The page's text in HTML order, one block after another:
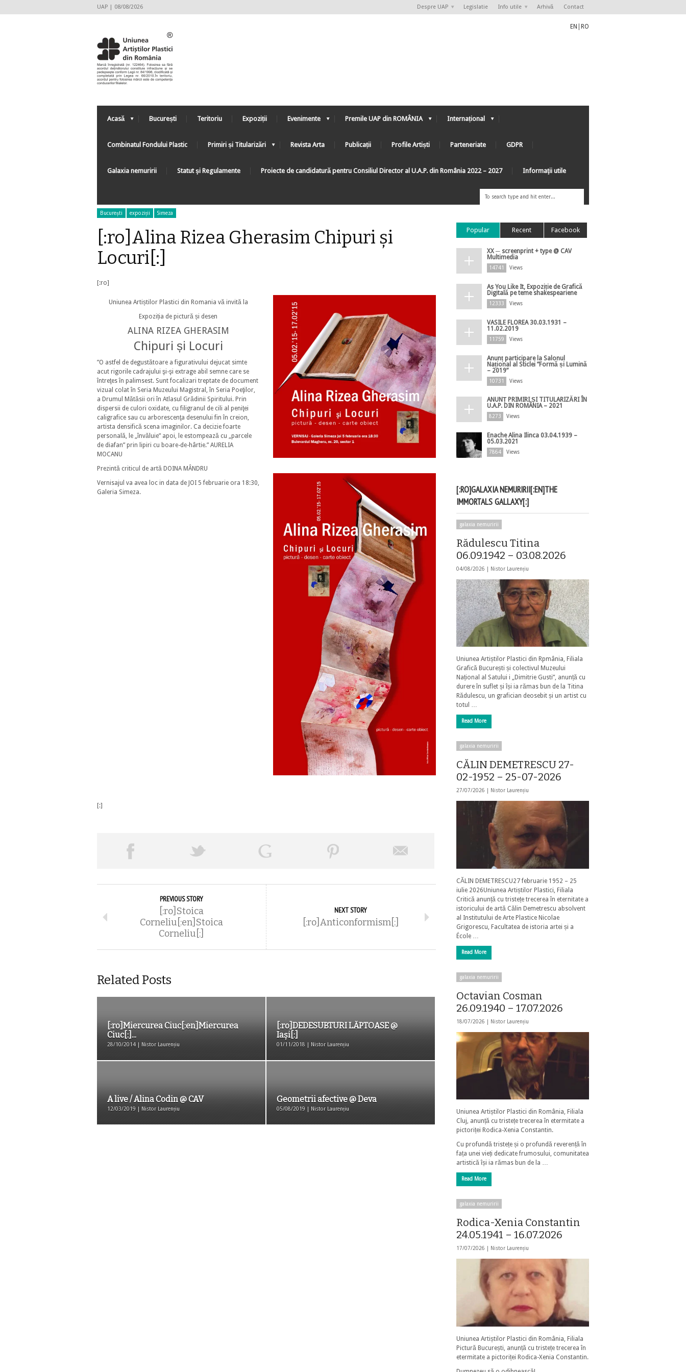
UAP | 08/08/2026 Despre UAP Legislatie Info utile Arhivă Contact
EN RO
Acasă București Teritoriu Expoziții Evenimente Premile UAP din ROMÂNIA Internațional
Combinatul Fondului Plastic Primiri și Titularizări Revista Arta Publicații Profile Artiști Parteneriate GDPR
Galaxia nemuririi Statut şi Regulamente Proiecte de candidatură pentru Consiliul Director al U.A.P. din România 2022 – 2027 Informaţii utile
București expoziții Simeza
[:ro]Alina Rizea Gherasim Chipuri și
Locuri[:]
[:ro]
Uniunea Artiștilor Plastici din Romania vă invită la
Expoziția de pictură și desen
ALINA RIZEA GHERASIM
Chipuri și Locuri
”O astfel de degustătoare a figurativului dejucat simte
acut rigorile cadrajului şi-şi extrage abil semne care se
întreţes în palimsest. Sunt focalizari treptate de document
vizual colat în Seria Muzeului Magistral, în Seria Poeţilor,
a Drumul Mătăsii ori în Atlasul Grădinii Spiritului. Prin
dispersii de culori oxidate, cu filigranul de cili al peniţei
caligrafice sau cu arborescenţa desenului fin în creion,
artista densifică scena imaginilor. Ca decizie foarte
personală, le „învăluie” apoi, le estompează cu „parcele
de diafan” prin lipiri cu boare-de-hârtie.” AURELIA
MOCANU
Prezintă criticul de artă DOINA MÂNDRU
Vernisajul va avea loc in data de JOI 5 februarie ora 18:30,
Galeria Simeza.
[:]
PREVIOUS STORY
[:ro]Stoica
Corneliu[:en]Stoica
Corneliu[:]
NEXT STORY
[:ro]Anticonformism[:]
Related Posts
[:ro]Miercurea Ciuc[:en]Miercurea
Ciuc[:]...
28/10/2014 | Nistor Laurențiu
[:ro]DEDESUBTURI LĂPTOASE @
Iași[:]
01/11/2018 | Nistor Laurențiu
A live / Alina Codin @ CAV
12/03/2019 | Nistor Laurențiu
Geometrii afective @ Deva
05/08/2019 | Nistor Laurențiu
Popular Recent Facebook
XX ─ screenprint + type @ CAV
Multimedia
14741 Views
As You Like It, Expoziție de Grafică
Digitală pe teme shakespeariene
12333 Views
VASILE FLOREA 30.03.1931 –
11.02.2019
11759 Views
Anunț participare la Salonul
Național al Sticlei ”Formă și Lumină
– 2019”
10731 Views
ANUNȚ PRIMIRI ȘI TITULARIZĂRI ÎN
U.A.P. DIN ROMÂNIA – 2021
8273 Views
Enache Alina Ilinca 03.04.1939 –
05.03.2021
7864 Views
[:RO]GALAXIA NEMURIRII[:EN]THE
IMMORTALS GALLAXY[:]
galaxia nemuririi
Rădulescu Titina
06.09.1942 – 03.08.2026
04/08/2026 | Nistor Laurențiu
Uniunea Artiștilor Plastici din Rpmânia, Filiala
Grafică București și colectivul Muzeului
Național al Satului i „Dimitrie Gusti”, anunță cu
durere în suflet și își ia rămas bun de la Titina
Rădulescu, un grafician deosebit și un artist cu
totul …
Read More
galaxia nemuririi
CĂLIN DEMETRESCU 27-
02-1952 – 25-07-2026
27/07/2026 | Nistor Laurențiu
CĂLIN DEMETRESCU27 februarie 1952 – 25
iulie 2026Uniunea Artiștilor Plastici, Filiala
Critică anunță cu tristețe trecerea în eternitate a
istoricului de artă Călin Demetrescu absolvent
al Institutului de Arte Plastice Nicolae
Grigorescu, Facultatea de istoria artei și a
École …
Read More
galaxia nemuririi
Octavian Cosman
26.09.1940 – 17.07.2026
18/07/2026 | Nistor Laurențiu
Uniunea Artiștilor Plastici din România, Filiala
Cluj, anunță cu tristețe trecerea în etermitate a
pictoriței Rodica-Xenia Constantin.
Cu profundă tristețe și o profundă reverență în
fața unei vieți dedicate frumosului, comunitatea
artistică își ia rămas bun de la …
Read More
galaxia nemuririi
Rodica-Xenia Constantin
24.05.1941 – 16.07.2026
17/07/2026 | Nistor Laurențiu
Uniunea Artiștilor Plastici din România, Filiala
Pictură București, anunță cu tristețe trecerea în
etermitate a pictoriței Rodica-Xenia Constantin.